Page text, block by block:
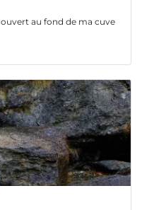
au fond de ma cuve